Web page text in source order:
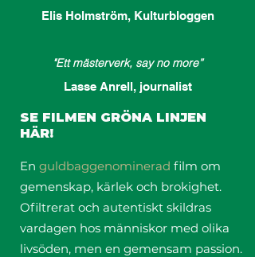
Elis Holmström, Kulturbloggen
"Ett mästerverk, say no more”
Lasse Anrell, journalist
SE FILMEN GRÖNA LINJEN
HÄR!
En guldbaggenominerad film om
gemenskap, kärlek och brokighet.
Ofiltrerat och autentiskt skildras
vardagen hos människor med olika
livsöden, men en gemensam passion.